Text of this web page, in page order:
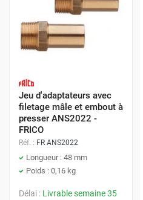
Jeu d'adaptateurs avec
filetage mâle et embout à
presser ANS2022 -
FRICO
Réf. : FR ANS2022
Longueur : 48 mm
Poids : 0,16 kg
Délai : Livrable semaine 35